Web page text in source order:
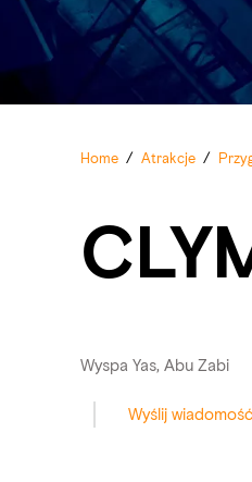
Home / Atrakcje /
Wyspa Yas, Abu Zabi
Wyślij